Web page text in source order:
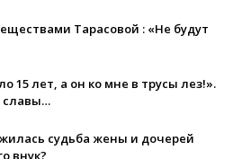
Тарасовой : «Не будут
15 лет, а он ко мне в трусы лез!».
славы…
судьба жены и дочерей